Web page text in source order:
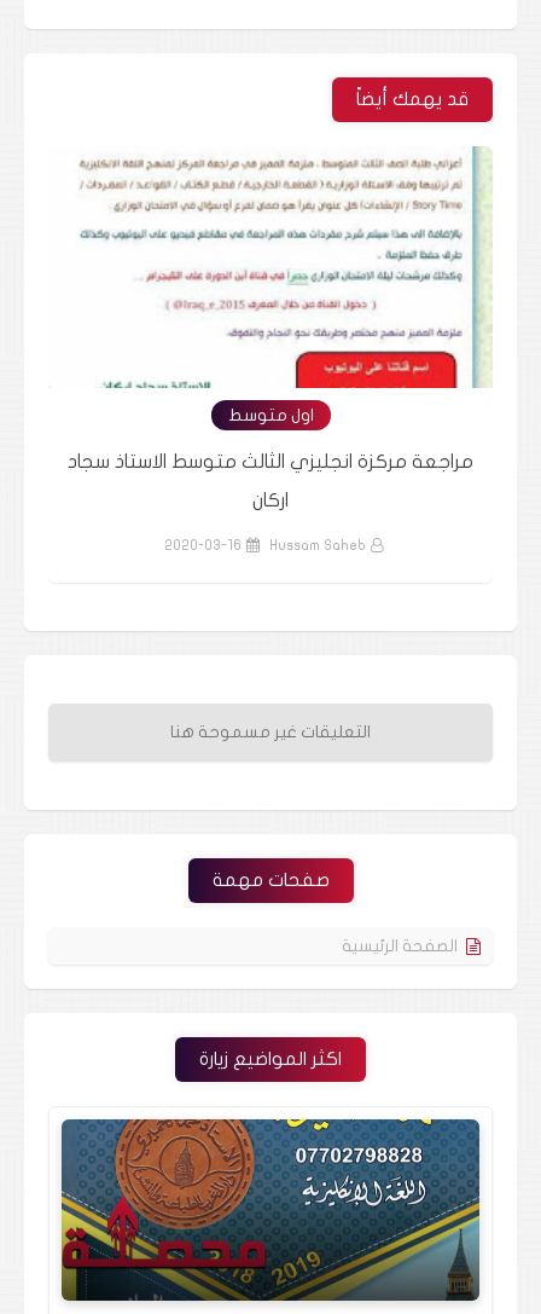
قد يهمك أيضاً
اول متوسط
مراجعة مركزة الاحياء ثالث متوسط الاستاذ اسعد
الاسدي
Hussam Saheb
2020-03-16
التعليقات غير مسموحة هنا
صفحات مهمة
الصفحة الرئيسية
اكثر المواضيع زيارة